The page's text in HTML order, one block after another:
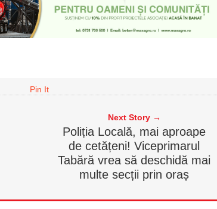
Pin It
Next Story →
Poliția Locală, mai aproape
de cetățeni! Viceprimarul
Tabără vrea să deschidă mai
multe secții prin oraș